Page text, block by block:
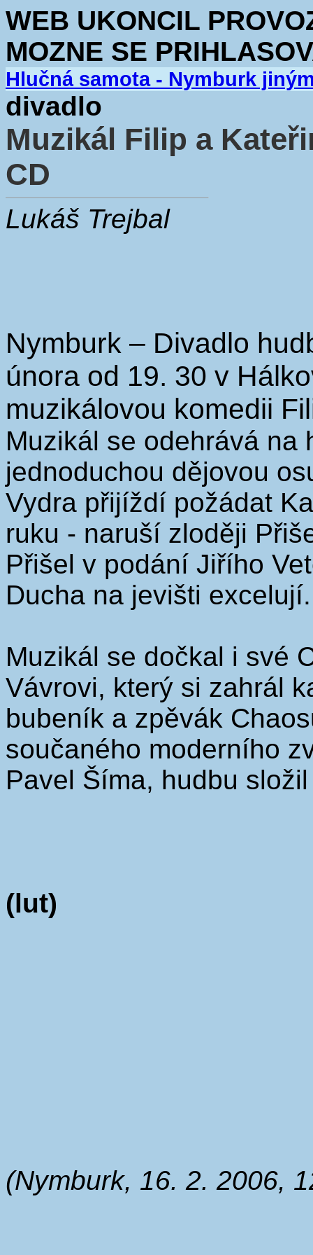
WEB UKONCIL
MOZNE SE
Hlučná samota - Nymburk
divadlo
Muzikál Filip a
CD
Lukáš Trejbal
Nymburk – Divadlo
února od 19. 30 v
muzikálovou komedii
Muzikál se odehrává na
jednoduchou dějovou
Vydra přijíždí požádat
ruku - naruší zloději
Přišel v podání Jiřího
Ducha na jevišti excelují.
Muzikál se dočkal i své
Vávrovi, který si zahrál
bubeník a zpěvák
součaného moderního
Pavel Šíma, hudbu
(lut)
(Nymburk, 16. 2. 2006,